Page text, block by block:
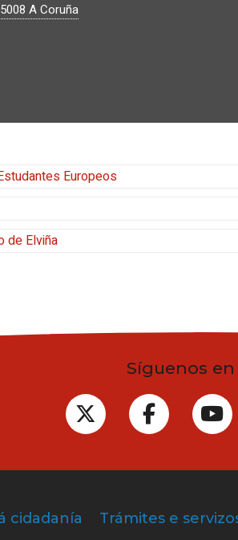
A Coruña
Europeos
de Elviña
Síguenos en
cidadanía Trámites e